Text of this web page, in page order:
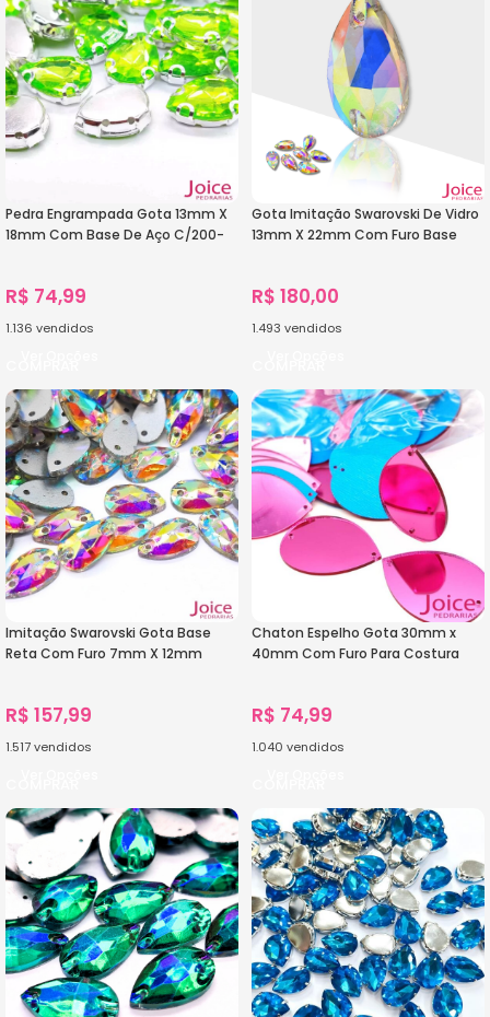
Pedra Engrampada Gota 13mm X
18mm Com Base De Aço C/200-
R$ 74,99
1.136 vendidos
Gota Imitação Swarovski De Vidro
13mm X 22mm Com Furo Base
R$ 180,00
1.493 vendidos
Imitação Swarovski Gota Base
Reta Com Furo 7mm X 12mm
R$ 157,99
1.517vendidos
Chaton Espelho Gota 30mm x
40mm Com Furo Para Costura
R$ 74,99
1.040 vendidos